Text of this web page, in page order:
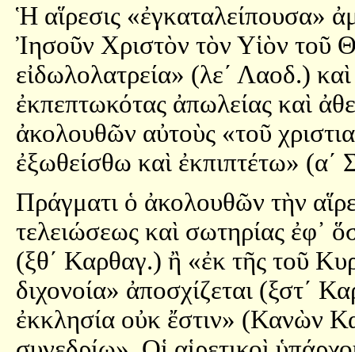
Ἡ αἵρεσις «ἐγκαταλείπουσα»
Ἰησοῦν Χριστὸν τὸν Υἱὸν τοῦ
εἰδωλολατρεία» (λε´ Λαοδ.)
ἐκπεπτωκότας ἀπωλείας καὶ
ἀκολουθῶν αὐτοὺς «τοῦ
ἐξωθείσθω καὶ ἐκπιπτέτω» (α´
Πράγματι ὁ ἀκολουθῶν τὴν
τελειώσεως καὶ σωτηρίας ἐφ᾿
(ξθ´ Καρθαγ.) ἢ «ἐκ τῆς τοῦ
διχονοία» ἀποσχίζεται (ξστ´
ἐκκλησία οὐκ ἔστιν» (Κανὼν